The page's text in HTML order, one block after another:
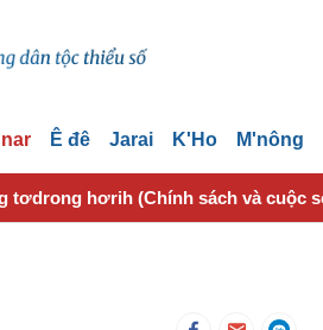
Ê đê Jarai K'Ho M'nông
tơdrong hơrih (Chính sách và cuộc